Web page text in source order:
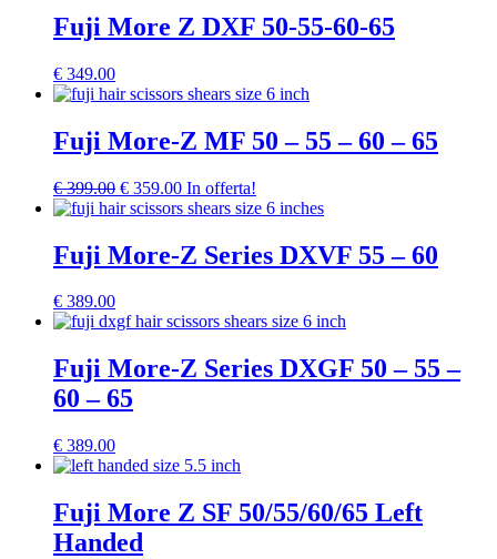
Fuji More Z DXF 50-55-60-65
€ 349.00
Fuji More-Z MF 50 – 55 – 60 – 65
€399.00 Il
prezzo
era:
€ 399.00.
€ 359.00Il
prezzo
è:
€ 359.00.
In offerta!
Fuji More-Z Series DXVF 55 – 60
€ 389.00
Fuji More-Z Series DXGF 50 – 55 –
60 – 65
€ 389.00
Fuji More Z SF 50/55/60/65 Left
Handed